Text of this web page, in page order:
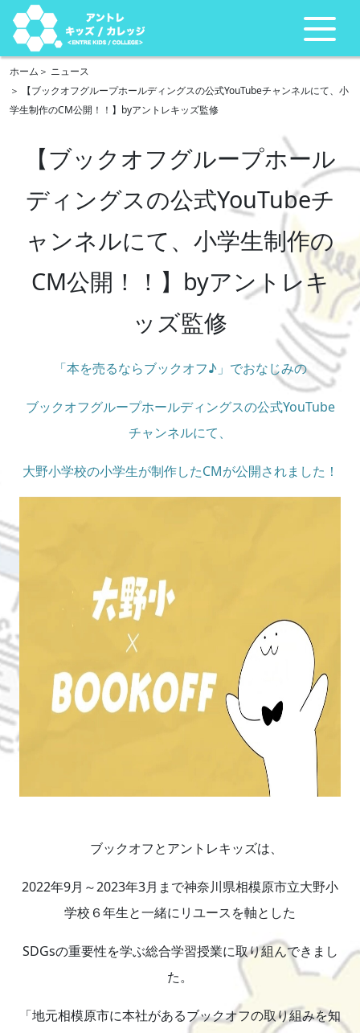
ホーム
ニュース
【ブックオフグループホールディングスの公式YouTubeチャンネルにて、小
学生制作のCM公開！！】byアントレキッズ監修
【ブックオフグループホール
ディングスの公式YouTubeチ
ャンネルにて、小学生制作の
CM公開！！】byアントレキ
ッズ監修
「本を売るならブックオフ♪」でおなじみの
ブックオフグループホールディングスの公式YouTube
チャンネルにて、
大野小学校の小学生が制作したCMが公開されました！
ブックオフとアントレキッズは、
2022年9月～2023年3月まで神奈川県相模原市立大野小
学校６年生と一緒にリユースを軸とした
SDGsの重要性を学ぶ総合学習授業に取り組んできまし
た。
「地元相模原市に本社があるブックオフの取り組みを知